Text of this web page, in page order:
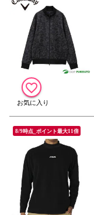
8/9時点_ポイント最大11倍